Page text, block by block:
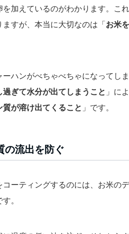
加えているのがわかります。こ
ますが、本当に大切なのは「お米
ーハンがべちゃべちゃになってし
ぎて水分が出てしまうこと 」に
が溶け出てくること 」です。
の流出を防ぐ
コーティングするのには、お米の
。